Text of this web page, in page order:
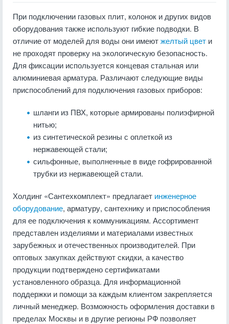
При подключении газовых плит, колонок и других видов
оборудования также используют гибкие подводки. В
отличие от моделей для воды они имеютжелтый цвет и
не проходят проверку на экологическую безопасность.
Для фиксации используется концевая стальная или
алюминиевая арматура. Различают следующие виды
приспособлений для подключения газовых приборов:
шланги из ПВХ, которые армированы полиэфирной
нитью;
из синтетической резины с оплеткой из
нержавеющей стали;
сильфонные, выполненные в виде гофрированной
трубки из нержавеющей стали.
Холдинг «Сантехкомплект» предлагает инженерное
оборудование, арматуру, сантехнику и приспособления
для ее подключения к коммуникациям. Ассортимент
представлен изделиями и материалами известных
зарубежных и отечественных производителей. При
оптовых закупках действуют скидки, а качество
продукции подтверждено сертификатами
установленного образца. Для информационной
поддержки и помощи за каждым клиентом закрепляется
личный менеджер. Возможность оформления доставки в
пределах Москвы и в другие регионы РФ позволяет